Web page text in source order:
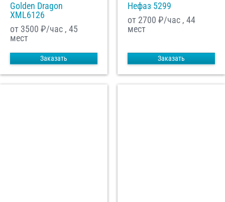
Golden Dragon
XML6126
от 3500 ₽/час , 45
мест
Заказать
Нефаз 5299
от 2700 ₽/час , 44
мест
Заказать